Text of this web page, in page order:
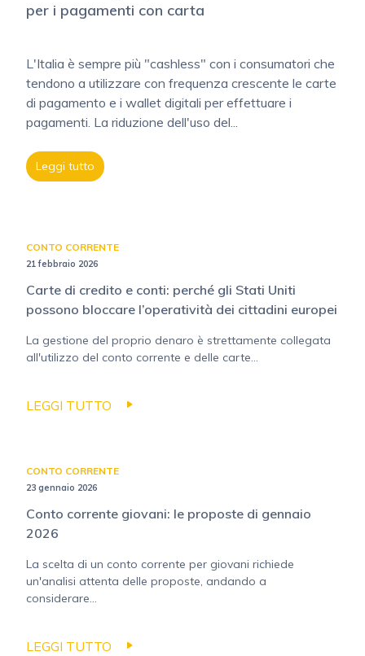
per i pagamenti con carta
L'Italia è sempre più "cashless" con i consumatori che
tendono a utilizzare con frequenza crescente le carte
di pagamento e i wallet digitali per effettuare i
pagamenti. La riduzione dell'uso del...
Leggi tutto
CONTO CORRENTE
21 febbraio 2026
Carte di credito e conti: perché gli Stati Uniti
possono bloccare l’operatività dei cittadini europei
La gestione del proprio denaro è strettamente collegata
all'utilizzo del conto corrente e delle carte...
LEGGI TUTTO
CONTO CORRENTE
23 gennaio 2026
Conto corrente giovani: le proposte di gennaio
2026
La scelta di un conto corrente per giovani richiede
un'analisi attenta delle proposte, andando a
considerare...
LEGGI TUTTO